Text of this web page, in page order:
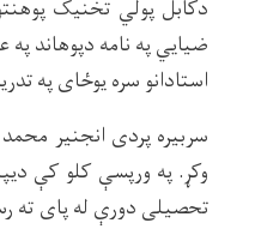
دکابل پولي تخنیک
ضیایي په نامه دپوهاند
استادانو سره یوځای په
سربیره پردی انجنیر
وکړ. په ورپسې کلو کې
تحصیلی دورې له پای ته